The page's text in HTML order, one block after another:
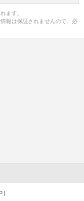
ます。
報は保証されませんので、必